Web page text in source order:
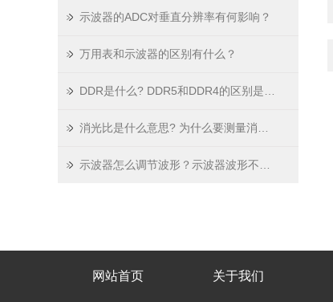
示波器的ADC对垂直分辨率有何影响？
万用表和示波器的区别有什么？
网站首页 关于我们